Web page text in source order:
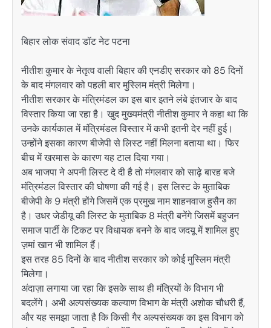
बिहार लोक संवाद डॉट नेट पटना
नीतीश कुमार के नेतृत्व वाली बिहार की एनडीए सरकार को 85 दिनों
के बाद मंगलवार को पहली बार मुस्लिम मंत्री मिलेगा।
नीतीश सरकार के मंत्रिमंडल का इस बार इतने लंबे इंतजार के बाद
विस्तार किया जा रहा है। खुद मुख्यमंत्री नीतीश कुमार ने कहा था कि
उनके कार्यकाल में मंत्रिमंडल विस्तार में कभी इतनी देर नहीं हुई।
उन्होंने इसका कारण बीजेपी से लिस्ट नहीं मिलना बताया था। फिर
बीच में खरमास के कारण यह टाल दिया गया।
अब भाजपा ने अपनी लिस्ट दे दी है तो मंगलवार को साढ़े बारह बजे
मंत्रिमंडल विस्तार की घोषणा की गई है। इस लिस्ट के मुताबिक
बीजेपी के 9 मंत्री होंगे जिसमें एक प्रमुख नाम शाहनवाज हुसैन का
है। उधर जेडीयू की लिस्ट के मुताबिक 8 मंत्री बनेंगे जिसमें बहुजन
समाज पार्टी के टिकट पर विधायक बनने के बाद जदयू में शामिल हुए
ज़मां खान भी शामिल हैं।
इस तरह 85 दिनों के बाद नीतीश सरकार को कोई मुस्लिम मंत्री
मिलेगा।
अंदाज़ा लगाया जा रहा कि इसके साथ ही मंत्रियों के विभाग भी
बदलेंगे। अभी अल्पसंख्यक कल्याण विभाग के मंत्री अशोक चौधरी हैं,
और यह समझा जाता है कि किसी गैर अल्पसंख्यक का इस विभाग को